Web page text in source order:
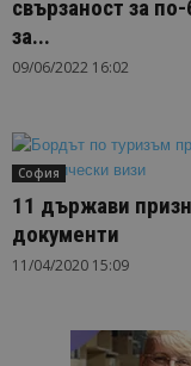
свързаност за
за...
09/06/2022 16:02
София
11 държави
документи
11/04/2020 15:09